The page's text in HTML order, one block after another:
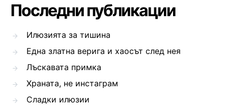
Последни публикации
Илюзията за тишина
Една златна верига и хаосът след нея
Лъскавата примка
Храната, не инстаграм
Сладки илюзии